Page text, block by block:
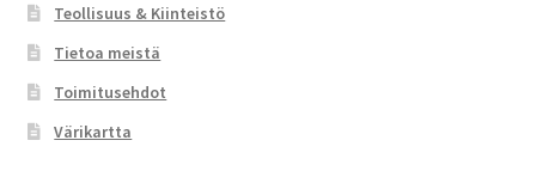
Teollisuus & Kiinteistö
Tietoa meistä
Toimitusehdot
Värikartta